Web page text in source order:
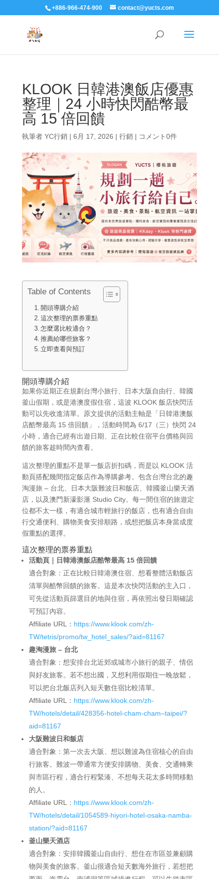
+886-966-474-900 contact@yucts.com
KLOOK 日韓港澳飯店優惠
整理｜24 小時快閃酷幣最
高 15 倍回饋
執筆者 YC行銷| 6月 17, 2026 | 行銷| コメント0件
Table of Contents
開頭導購介紹
這次整理的票券重點
怎麼選比較適合？
推薦給哪些旅客？
立即查看與預訂
開頭導購介紹
如果你近期正在規劃台灣小旅行、日本大阪自由行、韓國
釜山假期，或是港澳度假住宿，這波 KLOOK 飯店快閃活
動可以先收進清單。原文提供的活動主軸是「日韓港澳飯
店酷幣最高 15 倍回饋」，活動時間為 6/17（三）快閃 24
小時，適合已經有出遊日期、正在比較住宿平台價格與回
饋的旅客趁時間內查看。
這次整理的重點不是單一飯店折扣碼，而是以 KLOOK 活
動頁搭配幾間指定飯店作為導購參考。包含台灣台北的趣
淘漫旅 – 台北、日本大阪難波日和飯店、韓國釜山樂天酒
店，以及澳門新濠影滙 Studio City。每一間住宿的旅遊定
位都不太一樣，有適合城市輕旅行的飯店，也有適合自由
行交通便利、購物美食安排順路，或想把飯店本身當成度
假重點的選擇。
這次整理的票券重點
活動頁｜日韓港澳飯店酷幣最高 15 倍回饋
適合對象：正在比較日韓港澳住宿、想看整體活動飯店
清單與酷幣回饋的旅客。這是本次快閃活動的主入口，
可先從活動頁篩選目的地與住宿，再依照出發日期確認
可預訂內容。
Affiliate URL： https://www.klook.com/zh-
TW/tetris/promo/tw_hotel_sales/?aid=81167
趣淘漫旅 – 台北
適合對象：想安排台北近郊或城市小旅行的親子、情侶
與好友旅客。若不想出國，又想利用假期住一晚放鬆，
可以把台北飯店列入短天數住宿比較清單。
Affiliate URL： https://www.klook.com/zh-
TW/hotels/detail/428356-hotel-cham-cham–taipei/?
aid=81167
大阪難波日和飯店
適合對象：第一次去大阪、想以難波為住宿核心的自由
行旅客。難波一帶通常方便安排購物、美食、交通轉乘
與市區行程，適合行程緊湊、不想每天花太多時間移動
的人。
Affiliate URL： https://www.klook.com/zh-
TW/hotels/detail/1054589-hiyori-hotel-osaka-namba-
station/?aid=81167
釜山樂天酒店
適合對象：安排韓國釜山自由行、想住在市區並兼顧購
物與美食的旅客。釜山很適合短天數海外旅行，若想把